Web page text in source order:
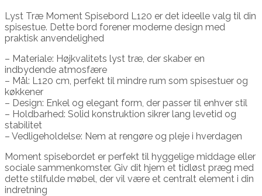
Lyst Træ Moment Spisebord L120 er det ideelle valg til din
spisestue. Dette bord forener moderne design med
praktisk anvendelighed
– Materiale: Højkvalitets lyst træ, der skaber en
indbydende atmosfære
– Mål: L120 cm, perfekt til mindre rum som spisestuer og
køkkener
– Design: Enkel og elegant form, der passer til enhver stil
– Holdbarhed: Solid konstruktion sikrer lang levetid og
stabilitet
– Vedligeholdelse: Nem at rengøre og pleje i hverdagen
Moment spisebordet er perfekt til hyggelige middage eller
sociale sammenkomster. Giv dit hjem et tidløst præg med
dette stilfulde møbel, der vil være et centralt element i din
indretning